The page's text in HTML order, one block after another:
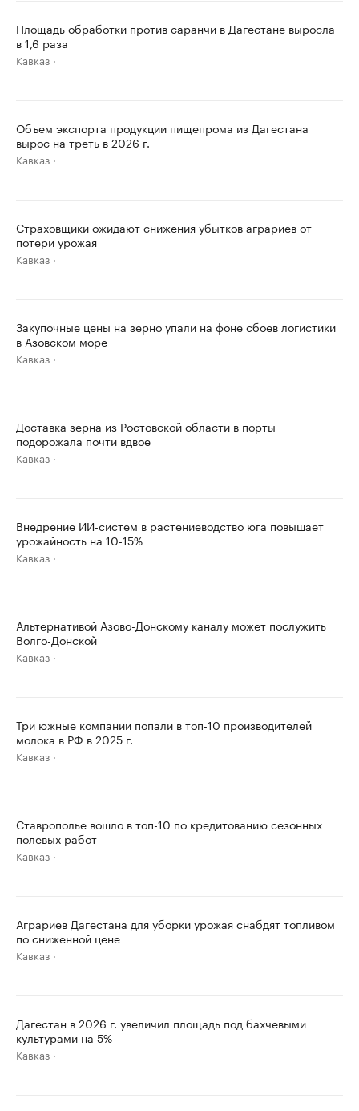
Площадь обработки против саранчи в Дагестане выросла
в 1,6 раза
Кавказ
Объем экспорта продукции пищепрома из Дагестана
вырос на треть в 2026 г.
Кавказ
Страховщики ожидают снижения убытков аграриев от
потери урожая
Кавказ
Закупочные цены на зерно упали на фоне сбоев логистики
в Азовском море
Кавказ
Доставка зерна из Ростовской области в порты
подорожала почти вдвое
Кавказ
Внедрение ИИ-систем в растениеводство юга повышает
урожайность на 10-15%
Кавказ
Альтернативой Азово-Донскому каналу может послужить
Волго-Донской
Кавказ
Три южные компании попали в топ-10 производителей
молока в РФ в 2025 г.
Кавказ
Ставрополье вошло в топ-10 по кредитованию сезонных
полевых работ
Кавказ
Аграриев Дагестана для уборки урожая снабдят топливом
по сниженной цене
Кавказ
Дагестан в 2026 г. увеличил площадь под бахчевыми
культурами на 5%
Кавказ